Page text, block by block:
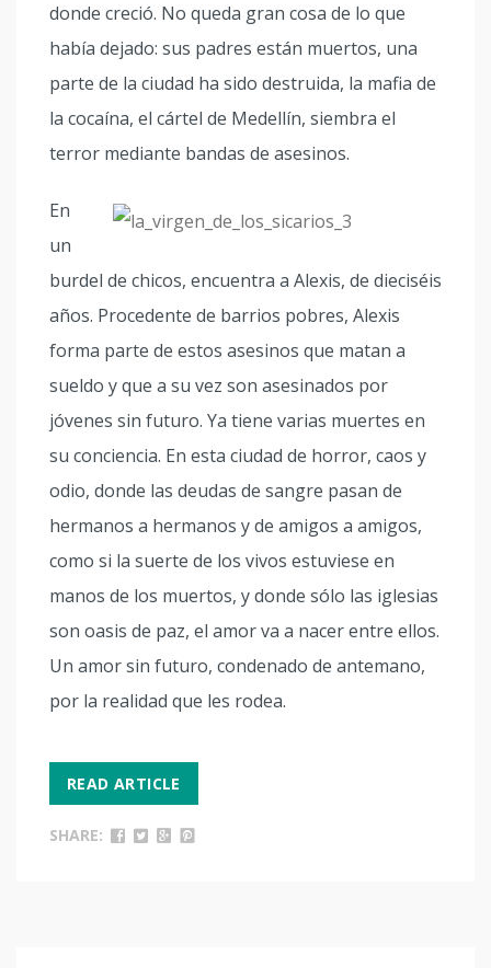
donde creció. No queda gran cosa de lo que
había dejado: sus padres están muertos, una
parte de la ciudad ha sido destruida, la mafia de
la cocaína, el cártel de Medellín, siembra el
terror mediante bandas de asesinos.
En
un
burdel de chicos, encuentra a Alexis, de dieciséis
años. Procedente de barrios pobres, Alexis
forma parte de estos asesinos que matan a
sueldo y que a su vez son asesinados por
jóvenes sin futuro. Ya tiene varias muertes en
su conciencia. En esta ciudad de horror, caos y
odio, donde las deudas de sangre pasan de
hermanos a hermanos y de amigos a amigos,
como si la suerte de los vivos estuviese en
manos de los muertos, y donde sólo las iglesias
son oasis de paz, el amor va a nacer entre ellos.
Un amor sin futuro, condenado de antemano,
por la realidad que les rodea.
READ ARTICLE
SHARE: